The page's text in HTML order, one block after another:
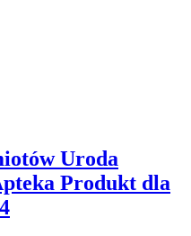
Uroda
Produkt dla